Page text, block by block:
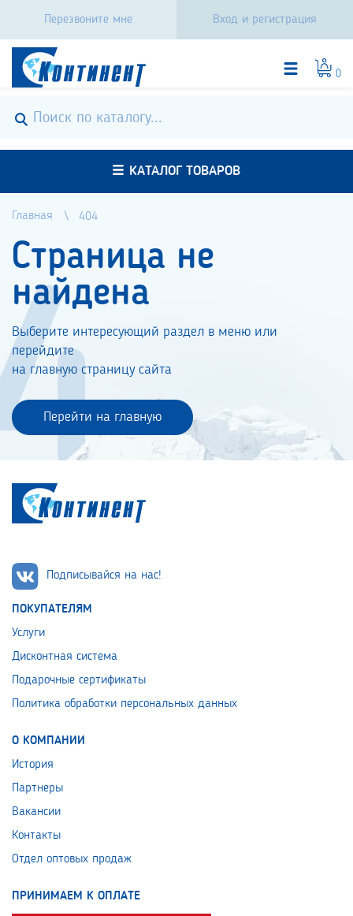
Перезвоните мне Вход и регистрация
0
КАТАЛОГ ТОВАРОВ
Главная 404
Страница не
найдена
Выберите интересующий раздел в меню или
перейдите
на главную страницу сайта
Перейти на главную
Подписывайся на нас!
ПОКУПАТЕЛЯМ
Услуги
Дисконтная система
Подарочные сертификаты
Политика обработки персональных данных
О КОМПАНИИ
История
Партнеры
Вакансии
Контакты
Отдел оптовых продаж
ПРИНИМАЕМ К ОПЛАТЕ